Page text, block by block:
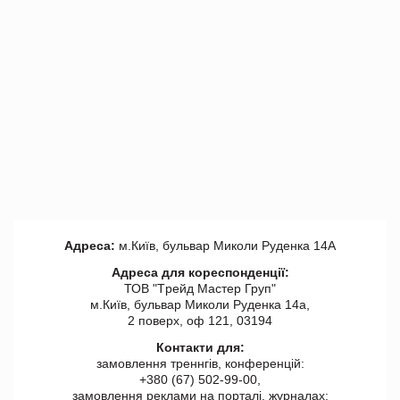
Адреса: м.Київ, бульвар Миколи Руденка 14А
Адреса для кореспонденції:
ТОВ "Tрейд Мастер Груп"
м.Київ, бульвар Миколи Руденка 14а,
2 поверх, оф 121, 03194
Контакти для:
замовлення треннгів, конференцій:
+380 (67) 502-99-00,
замовлення реклами на порталі, журналах: